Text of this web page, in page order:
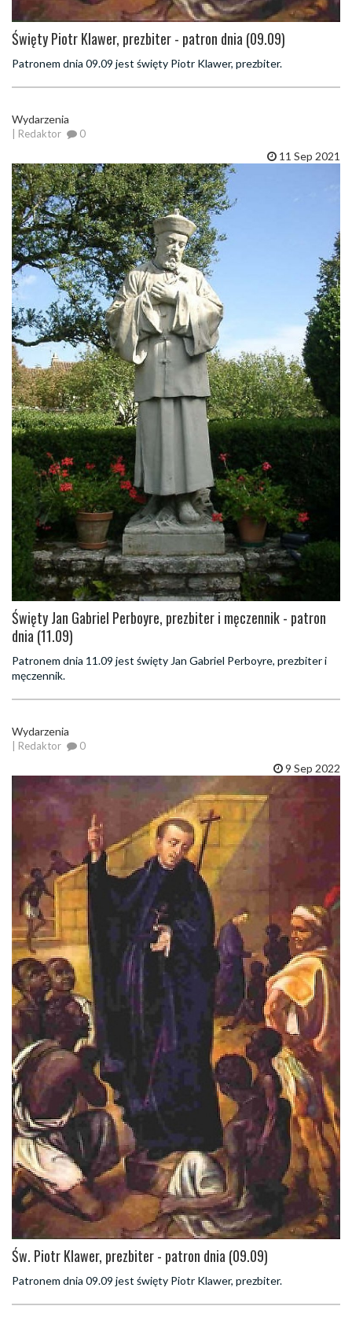
Święty Piotr Klawer, prezbiter - patron dnia (09.09)
Patronem dnia 09.09 jest święty Piotr Klawer, prezbiter.
Wydarzenia
| Redaktor 0
11 Sep 2021
Święty Jan Gabriel Perboyre, prezbiter i męczennik - patron
dnia (11.09)
Patronem dnia 11.09 jest święty Jan Gabriel Perboyre, prezbiter i
męczennik.
Wydarzenia
| Redaktor 0
9 Sep 2022
Św. Piotr Klawer, prezbiter - patron dnia (09.09)
Patronem dnia 09.09 jest święty Piotr Klawer, prezbiter.